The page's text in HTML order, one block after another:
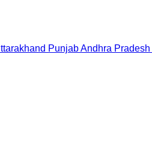
PunjabAndhra Pradesh